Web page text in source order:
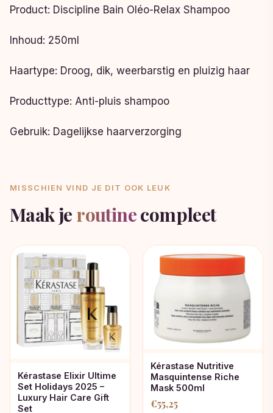
Product: Discipline Bain Oléo-Relax Shampoo
Inhoud: 250ml
Haartype: Droog, dik, weerbarstig en pluizig haar
Producttype: Anti-pluis shampoo
Gebruik: Dagelijkse haarverzorging
MISSCHIEN VIND JE DIT OOK LEUK
Maak je routinecompleet
Kérastase Elixir Ultime
Set Holidays 2025 –
Luxury Hair Care Gift
Set
Kérastase Nutritive
Masquintense Riche
Mask 500ml
€55,25